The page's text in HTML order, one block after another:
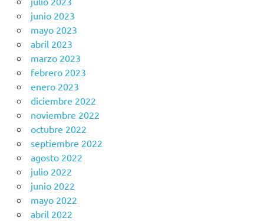
junio 2023
mayo 2023
abril 2023
marzo 2023
febrero 2023
enero 2023
diciembre 2022
noviembre 2022
octubre 2022
septiembre 2022
agosto 2022
julio 2022
junio 2022
mayo 2022
abril 2022